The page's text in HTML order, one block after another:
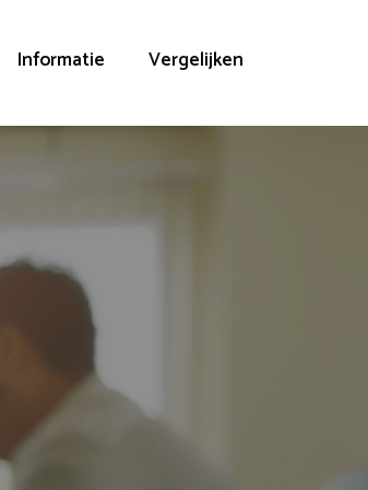
Informatie Vergelijken